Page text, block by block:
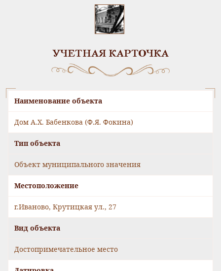
УЧЕТНАЯ КАРТОЧКА
Наименование объекта
Дом А.Х. Бабенкова (Ф.Я. Фокина)
Тип объекта
Объект муниципального значения
Местоположение
г.Иваново, Крутицкая ул., 27
Вид объекта
Достопримечательное место